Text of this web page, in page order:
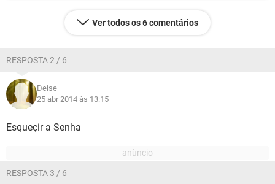
Ver todos os 6 comentários
RESPOSTA 2 / 6
Deise
25 abr 2014 às 13:15
Esqueçir a Senha
RESPOSTA 3 / 6